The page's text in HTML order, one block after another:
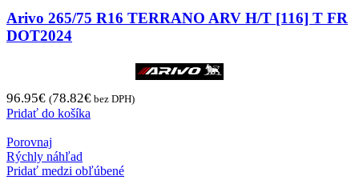
Arivo 265/75 R16 TERRANO ARV H/T [116] T FR
DOT2024
96.95€ (78.82€ bez DPH)
Pridať do košíka
Porovnaj
Rýchly náhľad
Pridať medzi obľúbené